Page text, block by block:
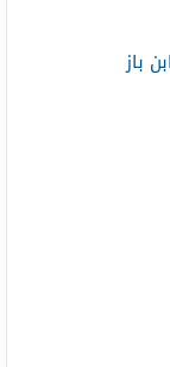
باز